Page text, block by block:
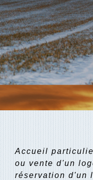
Accueil
ou vente d'un
réservation d'un